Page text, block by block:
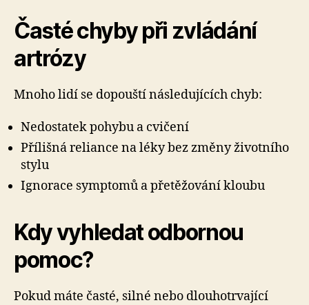
Časté chyby při zvládání
artrózy
Mnoho lidí se dopouští následujících chyb:
Nedostatek pohybu a cvičení
Přílišná reliance na léky bez změny životního
stylu
Ignorace symptomů a přetěžování kloubu
Kdy vyhledat odbornou
pomoc?
Pokud máte časté, silné nebo dlouhotrvající